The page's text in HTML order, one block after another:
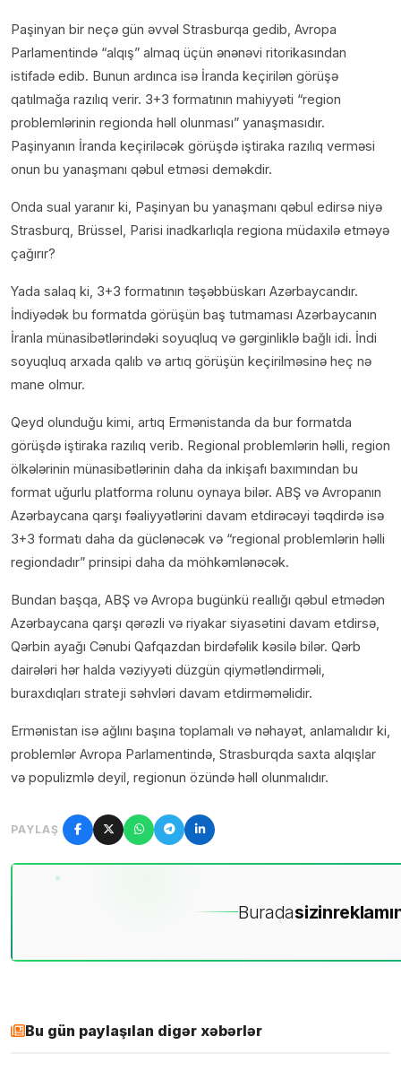
Paşinyan bir neçə gün əvvəl Strasburqa gedib, Avropa
Parlamentində “alqış” almaq üçün ənənəvi ritorikasından
istifadə edib. Bunun ardınca isə İranda keçirilən görüşə
qatılmağa razılıq verir. 3+3 formatının mahiyyəti “region
problemlərinin regionda həll olunması” yanaşmasıdır.
Paşinyanın İranda keçiriləcək görüşdə iştiraka razılıq verməsi
onun bu yanaşmanı qəbul etməsi deməkdir.
Onda sual yaranır ki, Paşinyan bu yanaşmanı qəbul edirsə niyə
Strasburq, Brüssel, Parisi inadkarlıqla regiona müdaxilə etməyə
çağırır?
Yada salaq ki, 3+3 formatının təşəbbüskarı Azərbaycandır.
İndiyədək bu formatda görüşün baş tutmaması Azərbaycanın
İranla münasibətlərindəki soyuqluq və gərginliklə bağlı idi. İndi
soyuqluq arxada qalıb və artıq görüşün keçirilməsinə heç nə
mane olmur.
Qeyd olunduğu kimi, artıq Ermənistanda da bur formatda
görüşdə iştiraka razılıq verib. Regional problemlərin həlli, region
ölkələrinin münasibətlərinin daha da inkişafı baxımından bu
format uğurlu platforma rolunu oynaya bilər. ABŞ və Avropanın
Azərbaycana qarşı fəaliyyətlərini davam etdirəcəyi təqdirdə isə
3+3 formatı daha da güclənəcək və “regional problemlərin həlli
regiondadır” prinsipi daha da möhkəmlənəcək.
Bundan başqa, ABŞ və Avropa bugünkü reallığı qəbul etmədən
Azərbaycana qarşı qərəzli və riyakar siyasətini davam etdirsə,
Qərbin ayağı Cənubi Qafqazdan birdəfəlik kəsilə bilər. Qərb
dairələri hər halda vəziyyəti düzgün qiymətləndirməli,
buraxdıqları strateji səhvləri davam etdirməməlidir.
Ermənistan isə ağlını başına toplamalı və nəhayət, anlamalıdır ki,
problemlər Avropa Parlamentində, Strasburqda saxta alqışlar
və populizmlə deyil, regionun özündə həll olunmalıdır.
PAYLAŞ
Buradasizin
Bu gün paylaşılan digər xəbərlər